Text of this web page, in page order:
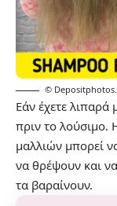
©
Εάν έχετε
πριν το λούσιμο.
μαλλιών μπορεί
να θρέψουν και
τα βαραίνουν.